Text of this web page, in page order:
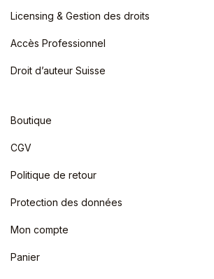
Licensing & Gestion des droits
Accès Professionnel
Droit d’auteur Suisse
Boutique
CGV
Politique de retour
Protection des données
Mon compte
Panier